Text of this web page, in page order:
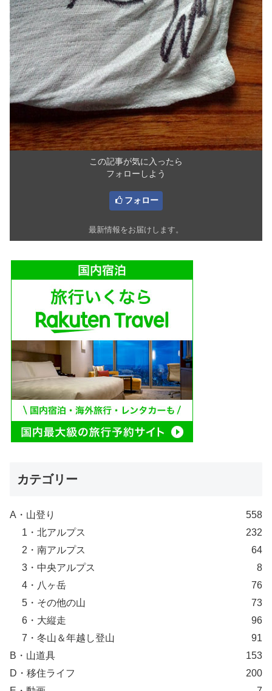
この記事が気に入ったら
フォローしよう
フォロー
最新情報をお届けします。
カテゴリー
A・山登り
558
1・北アルプス
232
2・南アルプス
64
3・中央アルプス
8
4・八ヶ岳
76
5・その他の山
73
6・大縦走
96
7・冬山＆年越し登山
91
B・山道具
153
D・移住ライフ
200